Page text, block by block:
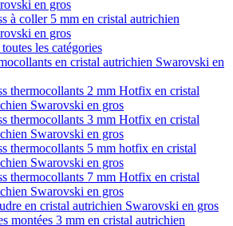
en gros
à coller 5 mm en cristal autrichien
en gros
les catégories
en cristal autrichien Swarovski en
thermocollants 2 mm Hotfix en cristal
Swarovski en gros
thermocollants 3 mm Hotfix en cristal
Swarovski en gros
thermocollants 5 mm hotfix en cristal
Swarovski en gros
thermocollants 7 mm Hotfix en cristal
Swarovski en gros
en cristal autrichien Swarovski en gros
montées 3 mm en cristal autrichien